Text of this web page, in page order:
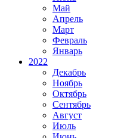
Май
Апрель
Март
Февраль
Январь
2022
Декабрь
Ноябрь
Октябрь
Сентябрь
Август
Июль